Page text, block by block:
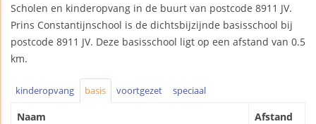
Scholen en kinderopvang in de buurt van postcode 8911 JV.
Prins Constantijnschool is de dichtsbijzijnde basisschool bij
postcode 8911 JV. Deze basisschool ligt op een afstand van 0.5
km.
kinderopvang basis voortgezet speciaal
Naam Afstand